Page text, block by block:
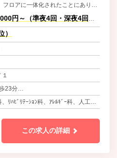
フロアに一体化されたことにありま
す。よって救命医療にあたり、より
スピーディーに、的確な治療が可能
となります。私共は民間病院です
が、この手術・診断・治療棟システ
大なスペースを確保し、2002年1月
には「循環器外科」を開設いたしま
した。
円～（準夜4回・深夜4回・
）
23分
線 新前橋駅より車15分
ﾘﾊﾋﾞﾘﾃｰｼｮﾝ科、ｱﾚﾙｷﾞｰ科、人工透
この求人の詳細